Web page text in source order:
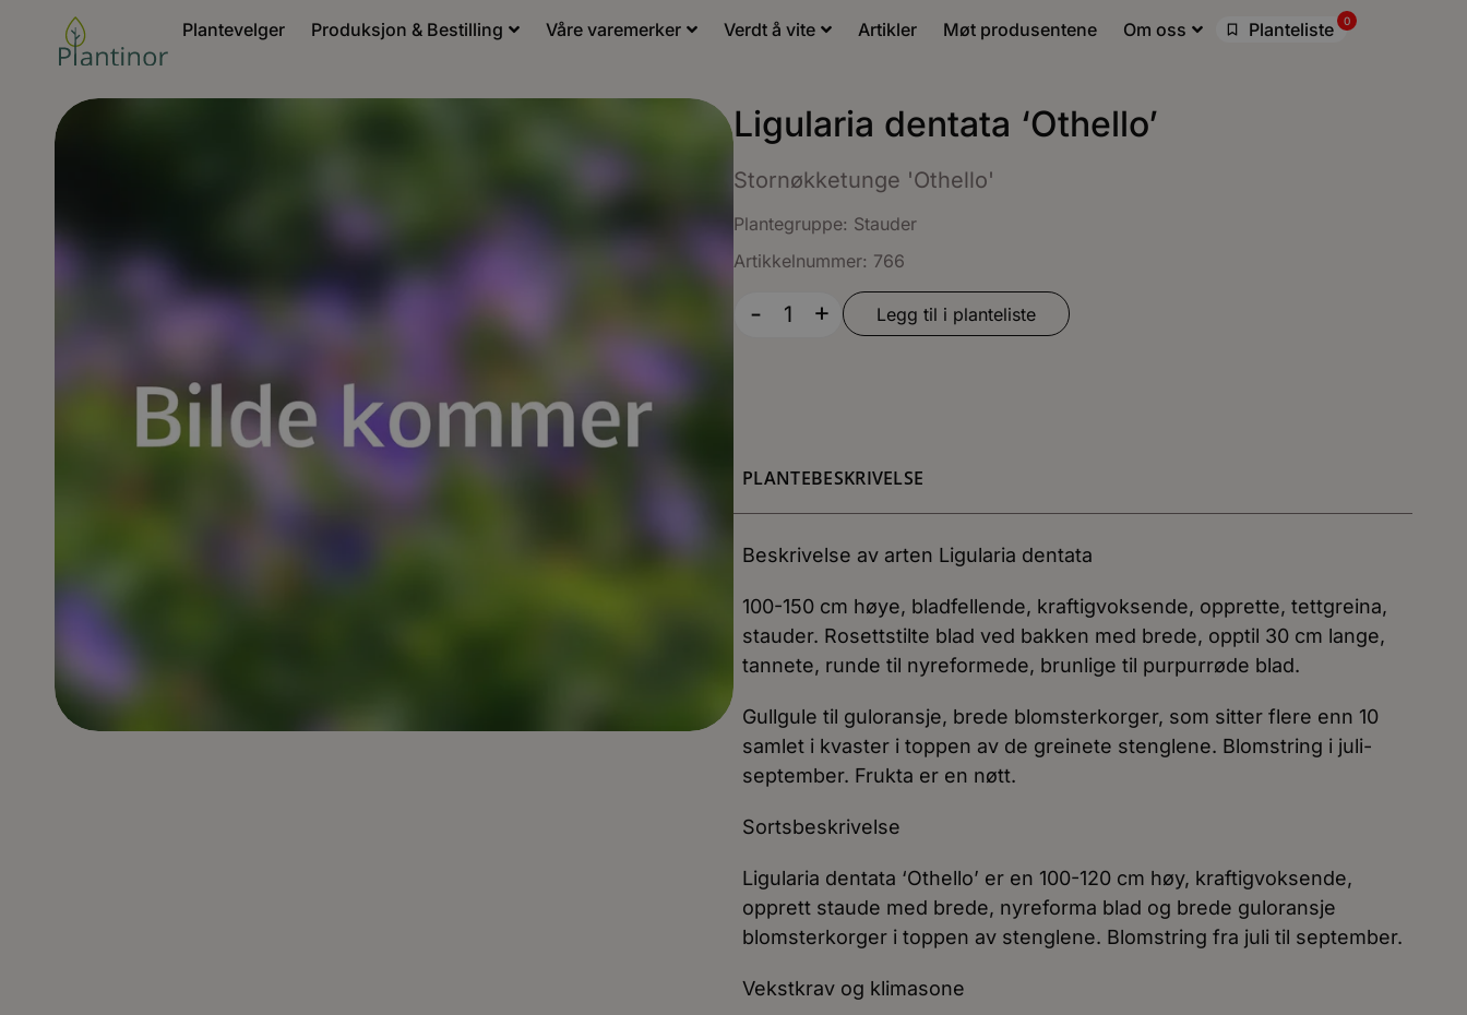
Plantevelger Produksjon & Bestilling Våre varemerker Verdt å vite Artikler Møt produsentene Om oss Planteliste 0
Ligularia dentata ‘Othello’
Stornøkketunge 'Othello'
Plantegruppe: Stauder
Artikkelnummer: 766
- + Legg til i planteliste
PLANTEBESKRIVELSE
Beskrivelse av arten Ligularia dentata
100-150 cm høye, bladfellende, kraftigvoksende, opprette, tettgreina,
stauder. Rosettstilte blad ved bakken med brede, opptil 30 cm lange,
tannete, runde til nyreformede, brunlige til purpurrøde blad.
Gullgule til guloransje, brede blomsterkorger, som sitter flere enn 10
samlet i kvaster i toppen av de greinete stenglene. Blomstring i juli-
september. Frukta er en nøtt.
Sortsbeskrivelse
Ligularia dentata ‘Othello’ er en 100-120 cm høy, kraftigvoksende,
opprett staude med brede, nyreforma blad og brede guloransje
blomsterkorger i toppen av stenglene. Blomstring fra juli til september.
Vekstkrav og klimasone